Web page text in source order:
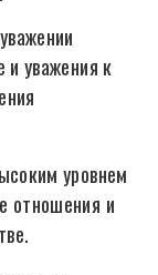
и уважения к
уровнем
отношения и